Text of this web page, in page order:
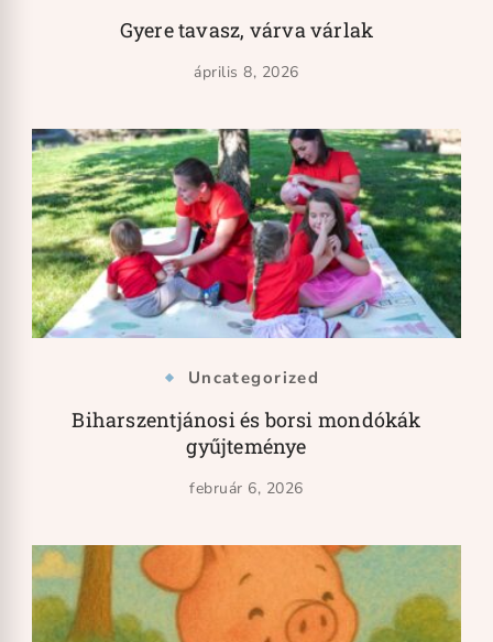
Gyere tavasz, várva várlak
április 8, 2026
Uncategorized
Biharszentjánosi és borsi mondókák
gyűjteménye
február 6, 2026